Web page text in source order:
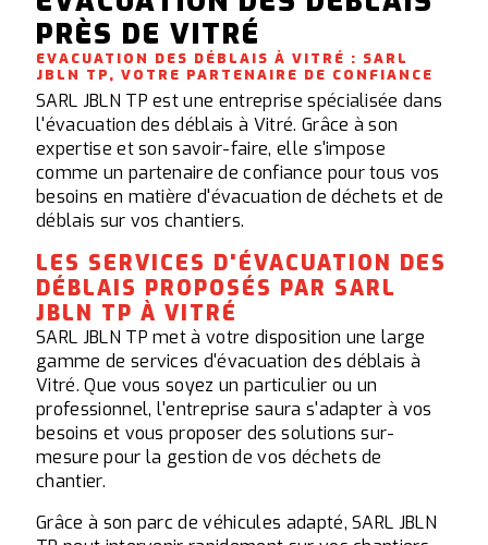
PRÈS DE VITRÉ
EVACUATION DES DÉBLAIS À VITRÉ : SARL
JBLN TP, VOTRE PARTENAIRE DE CONFIANCE
SARL JBLN TP est une entreprise spécialisée dans
l'évacuation des déblais à Vitré. Grâce à son
expertise et son savoir-faire, elle s'impose
comme un partenaire de confiance pour tous vos
besoins en matière d'évacuation de déchets et de
déblais sur vos chantiers.
LES SERVICES D'ÉVACUATION DES
DÉBLAIS PROPOSÉS PAR SARL
JBLN TP À VITRÉ
SARL JBLN TP met à votre disposition une large
gamme de services d'évacuation des déblais à
Vitré. Que vous soyez un particulier ou un
professionnel, l'entreprise saura s'adapter à vos
besoins et vous proposer des solutions sur-
mesure pour la gestion de vos déchets de
chantier.
Grâce à son parc de véhicules adapté, SARL JBLN